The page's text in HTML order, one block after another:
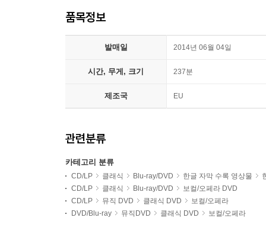
품목정보
발매일 2014년 06월 04일
시간, 무게, 크기 237분
제조국 EU
관련분류
카테고리 분류
CD/LP 클래식 Blu-ray/DVD 한글 자막 수록 영상물
CD/LP
클래식 Blu-ray/DVD
보컬/오페라 DVD
CD/LP
뮤직 DVD 클래식 DVD
보컬/오페라
DVD/Blu-ray
뮤직DVD 클래식 DVD 보컬/오페라